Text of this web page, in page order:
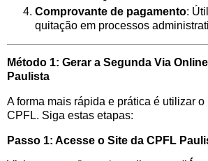
Comprovante de pagamento:
quitação em processos
Método 1: Gerar a Segunda Via
Paulista
A forma mais rápida e prática é utilizar
CPFL. Siga estas etapas:
Passo 1: Acesse o Site da CPFL